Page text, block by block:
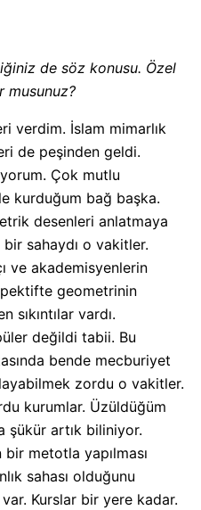
de söz konusu. Özel
musunuz?
verdim. İslam mimarlık
de peşinden geldi.
Çok mutlu
kurduğum bağ başka.
desenleri anlatmaya
bir sahaydı o vakitler.
ve akademisyenlerin
geometrinin
sıkıntılar vardı.
değildi tabii. Bu
bende mecburiyet
zordu o vakitler.
kurumlar. Üzüldüğüm
şükür artık biliniyor.
metotla yapılması
sahası olduğunu
Kurslar bir yere kadar.